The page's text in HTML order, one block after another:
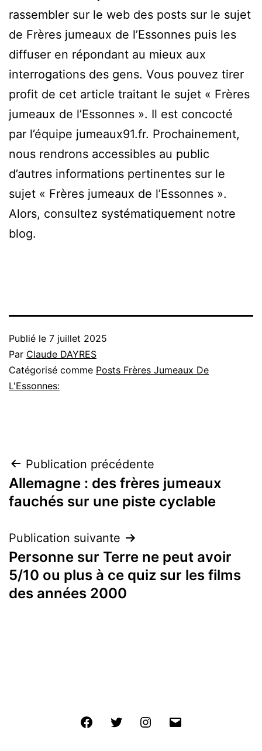
rassembler sur le web des posts sur le sujet
de Frères jumeaux de l’Essonnes puis les
diffuser en répondant au mieux aux
interrogations des gens. Vous pouvez tirer
profit de cet article traitant le sujet « Frères
jumeaux de l’Essonnes ». Il est concocté
par l’équipe jumeaux91.fr. Prochainement,
nous rendrons accessibles au public
d’autres informations pertinentes sur le
sujet « Frères jumeaux de l’Essonnes ».
Alors, consultez systématiquement notre
blog.
Publié le 7 juillet 2025
Par Claude DAYRES
Catégorisé comme Posts Frères Jumeaux De
L'Essonnes:
Navigation
de
Publication précédente
Allemagne : des frères jumeaux
fauchés sur une piste cyclable
Publication suivante
Personne sur Terre ne peut avoir
5/10 ou plus à ce quiz sur les films
des années 2000
FacebookTwitter Instagram